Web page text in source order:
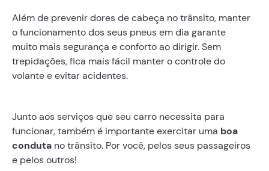
Além de prevenir dores de cabeça no trânsito, manter
o funcionamento dos seus pneus em dia garante
muito mais segurança e conforto ao dirigir. Sem
trepidações, fica mais fácil manter o controle do
volante e evitar acidentes.
Junto aos serviços que seu carro necessita para
funcionar, também é importante exercitar uma boa
conduta no trânsito. Por você, pelos seus passageiros
e pelos outros!